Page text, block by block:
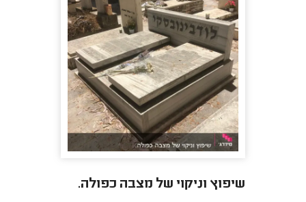
שיפוץ וניקוי של מצבה כפולה.